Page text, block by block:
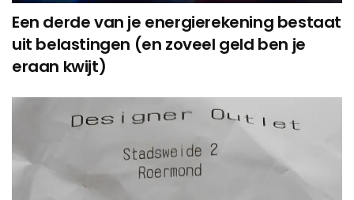
Een derde van je energierekening bestaat
uit belastingen (en zoveel geld ben je
eraan kwijt)